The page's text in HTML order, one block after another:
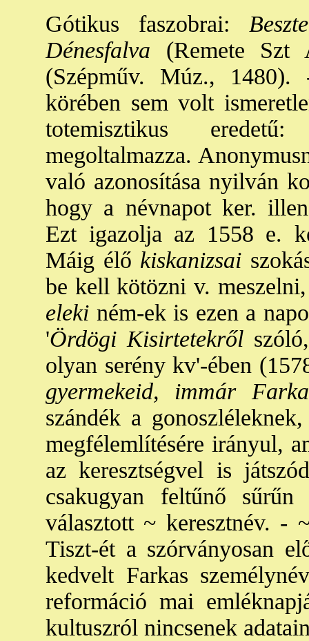
Gótikus faszobrai:
Dénesfalva (Remete Szt
(Szépműv. Múz.,
körében sem volt
totemisztikus
megoltalmazza.
való azonosítása nyilván
hogy a névnapot ker.
Ezt igazolja az 1558 e.
Máig élő kiskanizsai
be kell kötözni v.
eleki ném-ek is ezen a
'Ördögi Kisirtetekrőlszóló,
olyan serény kv'-ében
gyermekeid, immár
szándék a
megfélemlítésére irányul,
az keresztségvel is
csakugyan feltűnő
választott ~ keresztnév. -
Tiszt-ét a szórványosan
kedvelt Farkas
reformáció mai
kultuszról nincsenek